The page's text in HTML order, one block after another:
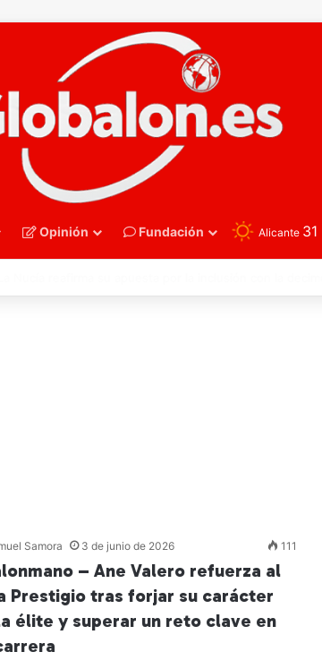
Opinión Fundación Alicante 31
Samora 3 de junio de 2026 111
– Ane Valero refuerza al
Prestigio tras forjar su carácter
élite y superar un reto clave en